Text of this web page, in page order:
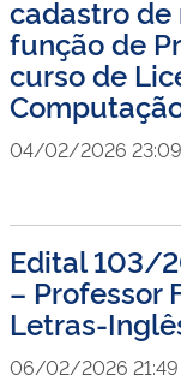
cadastro de
função de
curso de
04/02/2026 23:09
Edital 103/
– Professor
Letras-
06/02/2026 21:49